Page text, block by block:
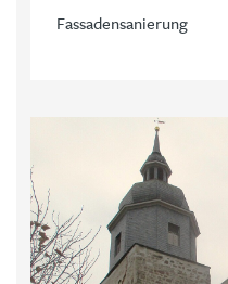
Fassadensanierung